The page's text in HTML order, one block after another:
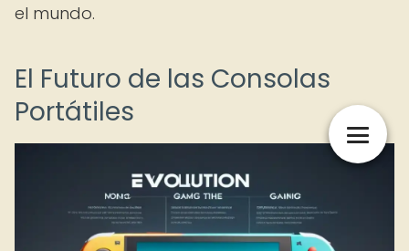
el mundo.
El Futuro de las Consolas
Portátiles